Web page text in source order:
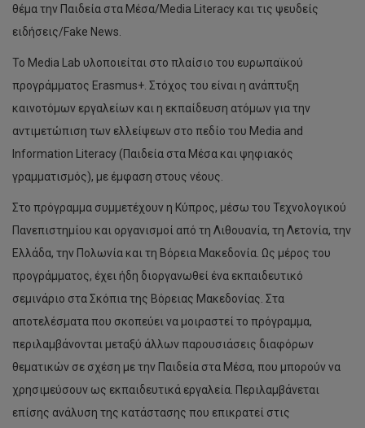
θέμα την Παιδεία στα Μέσα/Media Literacy και τις ψευδείς
ειδήσεις/Fake News.
Το Media Lab υλοποιείται στο πλαίσιο του ευρωπαϊκού
προγράμματος Erasmus+. Στόχος του είναι η ανάπτυξη
καινοτόμων εργαλείων και η εκπαίδευση ατόμων για την
αντιμετώπιση των ελλείψεων στο πεδίο του Media and
Information Literacy (Παιδεία στα Μέσα και ψηφιακός
γραμματισμός), με έμφαση στους νέους.
Στο πρόγραμμα συμμετέχουν η Κύπρος, μέσω του Τεχνολογικού
Πανεπιστημίου και οργανισμοί από τη Λιθουανία, τη Λετονία, την
Ελλάδα, την Πολωνία και τη Βόρεια Μακεδονία. Ως μέρος του
προγράμματος, έχει ήδη διοργανωθεί ένα εκπαιδευτικό
σεμινάριο στα Σκόπια της Βόρειας Μακεδονίας. Στα
αποτελέσματα που σκοπεύει να μοιραστεί το πρόγραμμα,
περιλαμβάνονται μεταξύ άλλων παρουσιάσεις διαφόρων
θεματικών σε σχέση με την Παιδεία στα Μέσα, που μπορούν να
χρησιμεύσουν ως εκπαιδευτικά εργαλεία. Περιλαμβάνεται
επίσης ανάλυση της κατάστασης που επικρατεί στις